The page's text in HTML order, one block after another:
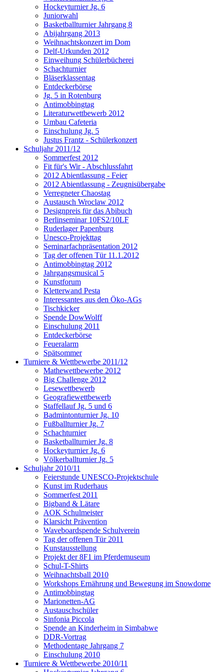
Hockeyturnier Jg. 6
Juniorwahl
Basketballturnier Jahrgang 8
Abijahrgang 2013
Weihnachtskonzert im Dom
Delf-Urkunden 2012
Einweihung Schülerbücherei
Schachturnier
Bläserklassentag
Entdeckerbörse
Jg. 5 in Rotenburg
Antimobbingtag
Literaturwettbewerb 2012
Umbau Cafeteria
Einschulung Jg. 5
Justus Frantz - Schülerkonzert
Schuljahr 2011/12
Sommerfest 2012
Fit für's Wir - Abschlussfahrt
2012 Abientlassung - Feier
2012 Abientlassung - Zeugnisübergabe
Verregneter Chaostag
Austausch Wroclaw 2012
Designpreis für das Abibuch
Berlinseminar 10FS2/10LF
Ruderlager Papenburg
Unesco-Projekttag
Seminarfachpräsentation 2012
Tag der offenen Tür 11.1.2012
Antimobbingtag 2012
Jahrgangsmusical 5
Kunstforum
Kletterwand Pesta
Interessantes aus den Öko-AGs
Tischkicker
Spende DowWolff
Einschulung 2011
Entdeckerbörse
Feueralarm
Spätsommer
Turniere & Wettbewerbe 2011/12
Mathewettbewerbe 2012
Big Challenge 2012
Lesewettbewerb
Geografiewettbewerb
Staffellauf Jg. 5 und 6
Badmintonturnier Jg. 10
Fußballturnier Jg. 7
Schachturnier
Basketballturnier Jg. 8
Hockeyturnier Jg. 6
Völkerballturnier Jg. 5
Schuljahr 2010/11
Feierstunde UNESCO-Projektschule
Kunst im Ruderhaus
Sommerfest 2011
Bigband & Lätare
AOK Schulmeister
Klarsicht Prävention
Waveboardspende Schulverein
Tag der offenen Tür 2011
Kunstausstellung
Projekt der 8F1 im Pferdemuseum
Schul-T-Shirts
Weihnachtsball 2010
Workshops Ernährung und Bewegung im Snowdome
Antimobbingtag
Marionetten-AG
Austauschschüler
Sinfonia Piccola
Spende an Kinderheim in Simbabwe
DDR-Vortrag
Methodentage Jahrgang 7
Einschulung 2010
Turniere & Wettbewerbe 2010/11